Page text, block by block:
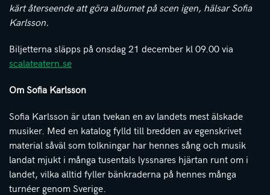
kärt återseende att göra albumet på scen igen, hälsar Sofia
Karlsson.
Biljetterna släpps på onsdag 21 december kl 09.00 via
scalateatern.se
Om Sofia Karlsson
Sofia Karlsson är utan tvekan en av landets mest älskade
musiker. Med en katalog fylld till bredden av egenskrivet
material såväl som tolkningar har hennes sång och musik
landat mjukt i många tusentals lyssnares hjärtan runt om i
landet, vilka alltid fyller bänkraderna på hennes många
turnéer genom Sverige.